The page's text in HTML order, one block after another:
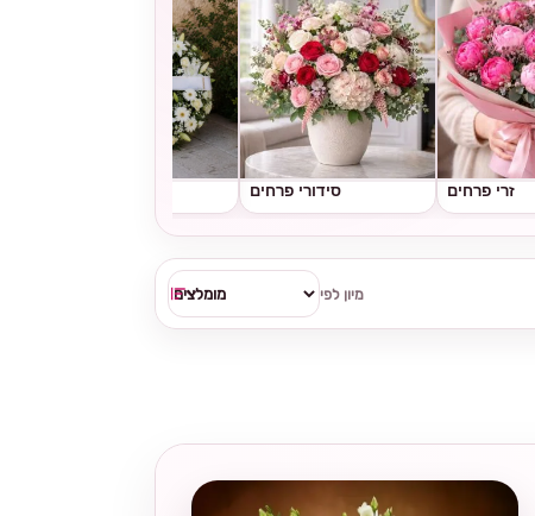
זרי פרחים סידורי פרחים
מיון לפי